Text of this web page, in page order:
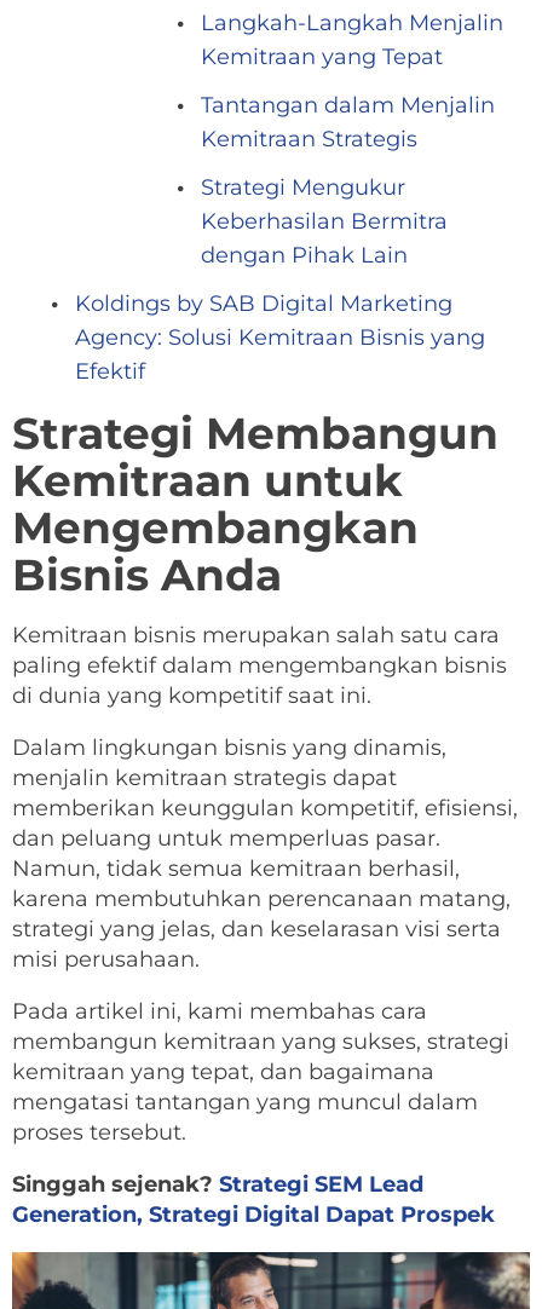
Langkah-Langkah Menjalin
Kemitraan yang Tepat
Tantangan dalam Menjalin
Kemitraan Strategis
Strategi Mengukur
Keberhasilan Bermitra
dengan Pihak Lain
Koldings by SAB Digital Marketing
Agency: Solusi Kemitraan Bisnis yang
Efektif
Strategi Membangun
Kemitraan untuk
Mengembangkan
Bisnis Anda
Kemitraan bisnis merupakan salah satu cara
paling efektif dalam mengembangkan bisnis
di dunia yang kompetitif saat ini.
Dalam lingkungan bisnis yang dinamis,
menjalin kemitraan strategis dapat
memberikan keunggulan kompetitif, efisiensi,
dan peluang untuk memperluas pasar.
Namun, tidak semua kemitraan berhasil,
karena membutuhkan perencanaan matang,
strategi yang jelas, dan keselarasan visi serta
misi perusahaan.
Pada artikel ini, kami membahas cara
membangun kemitraan yang sukses, strategi
kemitraan yang tepat, dan bagaimana
mengatasi tantangan yang muncul dalam
proses tersebut.
Singgah sejenak? Strategi SEM Lead
Generation, Strategi Digital Dapat Prospek